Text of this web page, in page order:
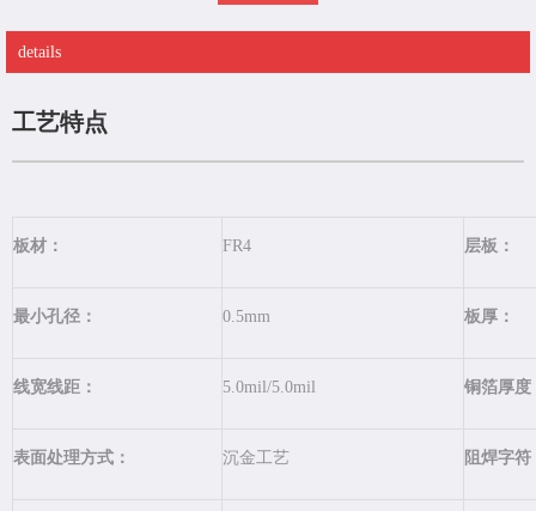
details
工艺特点
板材： FR4 层板：
最小孔径： 0.5mm 板厚：
线宽线距： 5.0mil/5.0mil 铜箔厚度
表面处理方式： 沉金工艺 阻焊字符